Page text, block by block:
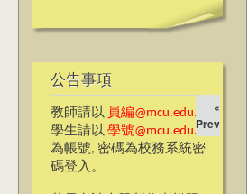
公告事項
教師請以 員編@mcu.edu.tw
學生請以 學號@mcu.edu.tw
為帳號, 密碼為校務系統密
碼登入。
«
Prev